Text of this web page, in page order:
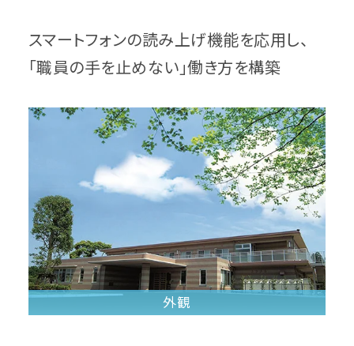
スマートフォンの読み上げ機能を応用し、
「職員の手を止めない」働き方を構築
外観